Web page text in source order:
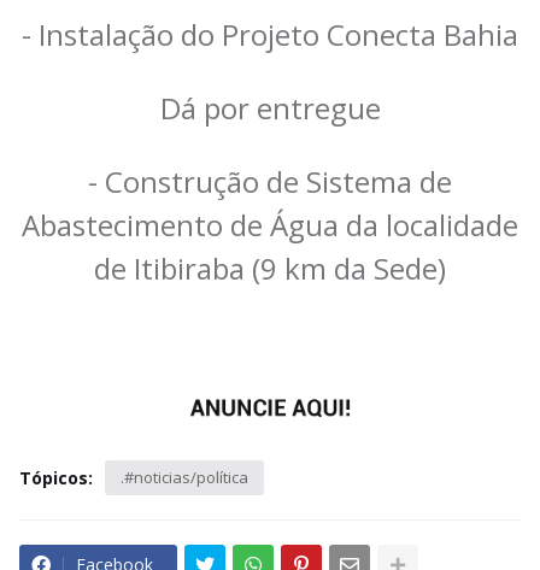
- Instalação do Projeto Conecta Bahia
Dá por entregue
- Construção de Sistema de
Abastecimento de Água da localidade
de Itibiraba (9 km da Sede)
Tópicos: .#noticias/política
Facebook